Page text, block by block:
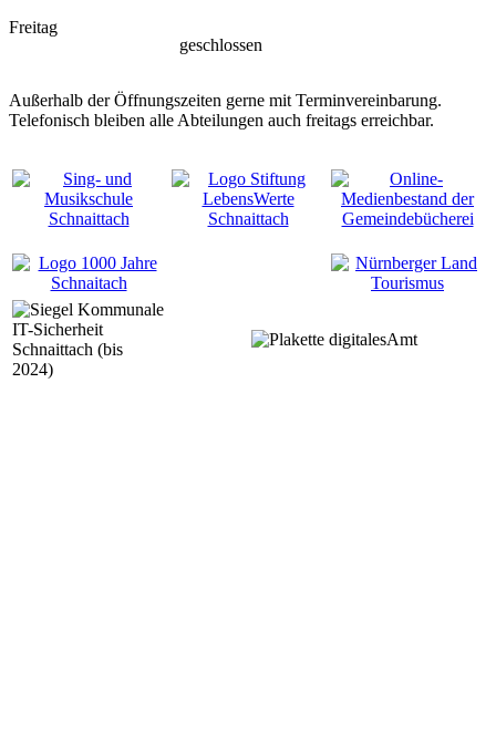
Freitag
geschlossen
Außerhalb der Öffnungszeiten gerne mit Terminvereinbarung.
Telefonisch bleiben alle Abteilungen auch freitags erreichbar.